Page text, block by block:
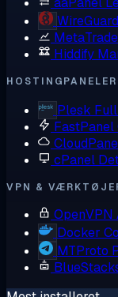
WireGuard
Hiddify
HOSTINGPANELER
Plesk
FastPanel
cPanel
VPN &
OpenVPN
Docker
MTProto